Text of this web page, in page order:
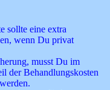
sollte eine extra
wenn Du privat
musst Du im
der Behandlungskosten